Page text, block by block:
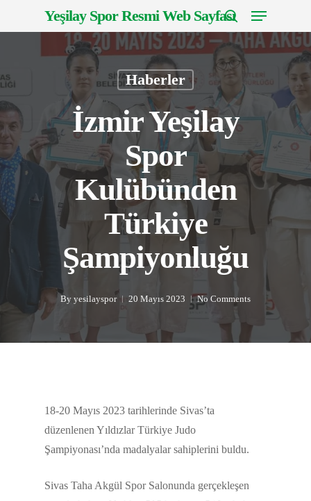
Yeşilay Spor Resmi Web Sayfası
search
Menu
Haberler
İzmir Yeşilay
Spor
Kulübünden
Türkiye
Şampiyonluğu
By yesilayspor 20 Mayıs 2023 No Comments
18-20 Mayıs 2023 tarihlerinde Sivas’ta
düzenlenen Yıldızlar Türkiye Judo
Şampiyonası’nda madalyalar sahiplerini buldu.
Sivas Taha Akgül Spor Salonunda gerçekleşen
Close
Menu